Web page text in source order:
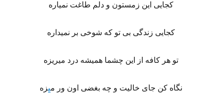
کجایی این زمستون و دلم طاغت نمیاره
کجایی زندگی بی تو که شوخی بر نمیداره
تو هر کافه از این چشما همیشه درد میریزه
نگاه کن جای خالیت و چه بغضی اون ور میزه